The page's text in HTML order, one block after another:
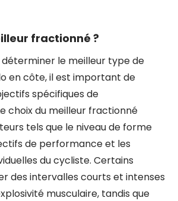
fractionné ?
déterminer le meilleur type de
en côte, il est important de
spécifiques de
choix du meilleur fractionné
tels que le niveau de forme
de performance et les
du cycliste. Certains
des intervalles courts et intenses
musculaire, tandis que